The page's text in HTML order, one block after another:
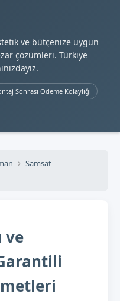
ve bütçenize uygun
çözümleri. Türkiye
Sonrası Ödeme Kolaylığı
Samsat
ve